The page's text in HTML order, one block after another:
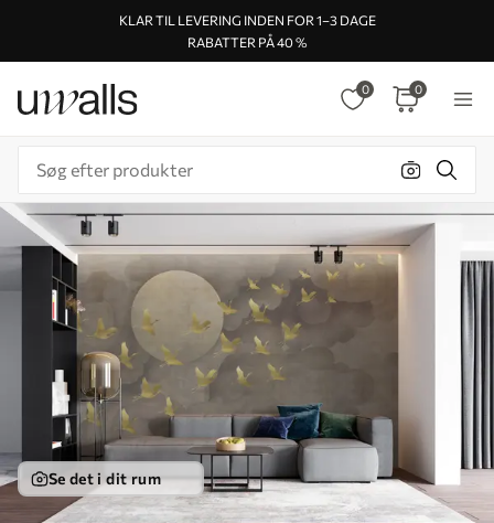
KLAR TIL LEVERING INDEN FOR 1–3 DAGE
RABATTER PÅ 40 %
0 0
Se det i dit rum